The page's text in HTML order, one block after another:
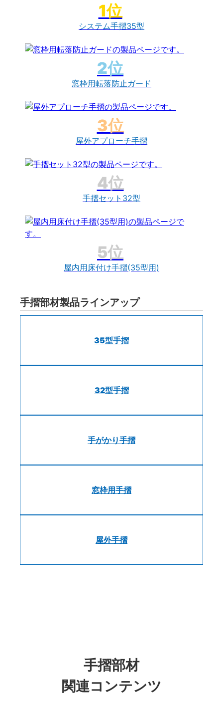
システム手摺35型
窓枠用転落防止ガード
屋外アプローチ手摺
手摺セット32型
屋内用床付け手摺(35型用)
手摺部材製品ラインアップ
35型手摺
32型手摺
手がかり手摺
窓枠用手摺
屋外手摺
手摺部材
関連コンテンツ